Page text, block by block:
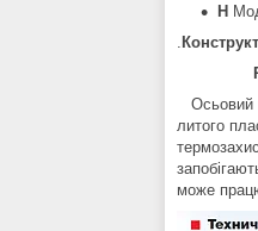
H
Осьовий
литого
може